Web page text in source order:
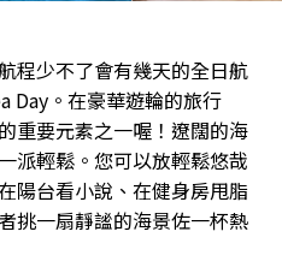
程少不了會有幾天的全日航
Day。在豪華遊輪的旅行
重要元素之一喔！遼闊的海
派輕鬆。您可以放輕鬆悠哉
陽台看小說、在健身房甩脂
挑一扇靜謐的海景佐一杯熱